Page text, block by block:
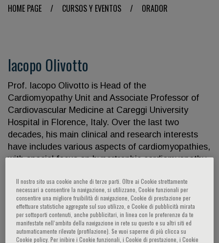
HOME PAGE / CURSOS Y EVENTOS / ORADOR
Iacopo Olivotto
Prof. Iacopo Olivotto is Head of the
Cardiomyopathy Unit and Associate Professor of
Cardiovascular Medicine at Careggi University
Hospital in Florence, Italy. Over the last two
decades, his main clinical and research interests
have includes various aspects of cardiomyopathies,
with special focus on hypertrophic cardiomyopathy
progression and outcome, arrhythmias, medical and
surgical management, advanced imaging and
genetic studies, developmental, translational
studies addressing cardiac myofilament contractility
and cellular electrophysiology. These lines of
Il nostro sito usa cookie anche di terze parti. Oltre ai Cookie strettamente
necessari a consentire la navigazione, si utilizzano, Cookie funzionali per
consentire una migliore fruibilità di navigazione, Cookie di prestazione per
effettuare statistiche aggregate sul suo utilizzo, e Cookie di pubblicità mirata
per sottoporti contenuti, anche pubblicitari, in linea con le preferenze da te
manifestate nell‘ambito della navigazione in rete su questo e su altri siti ed
automaticamente rilevate (profilazione). Se vuoi saperne di più clicca su
Cookie policy. Per inibire i Cookie funzionali, i Cookie di prestazione, i Cookie